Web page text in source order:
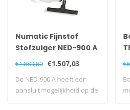
Numatic Fijnstof
Stofzuiger NED-900 A
grijs
€1.883,80 €1.507,03
De NED-900 A heeft een
aansluit mogelijkheid op de